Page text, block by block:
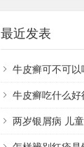
最近发表
牛皮癣可不可以
牛皮癣吃什么
两岁银屑病 儿